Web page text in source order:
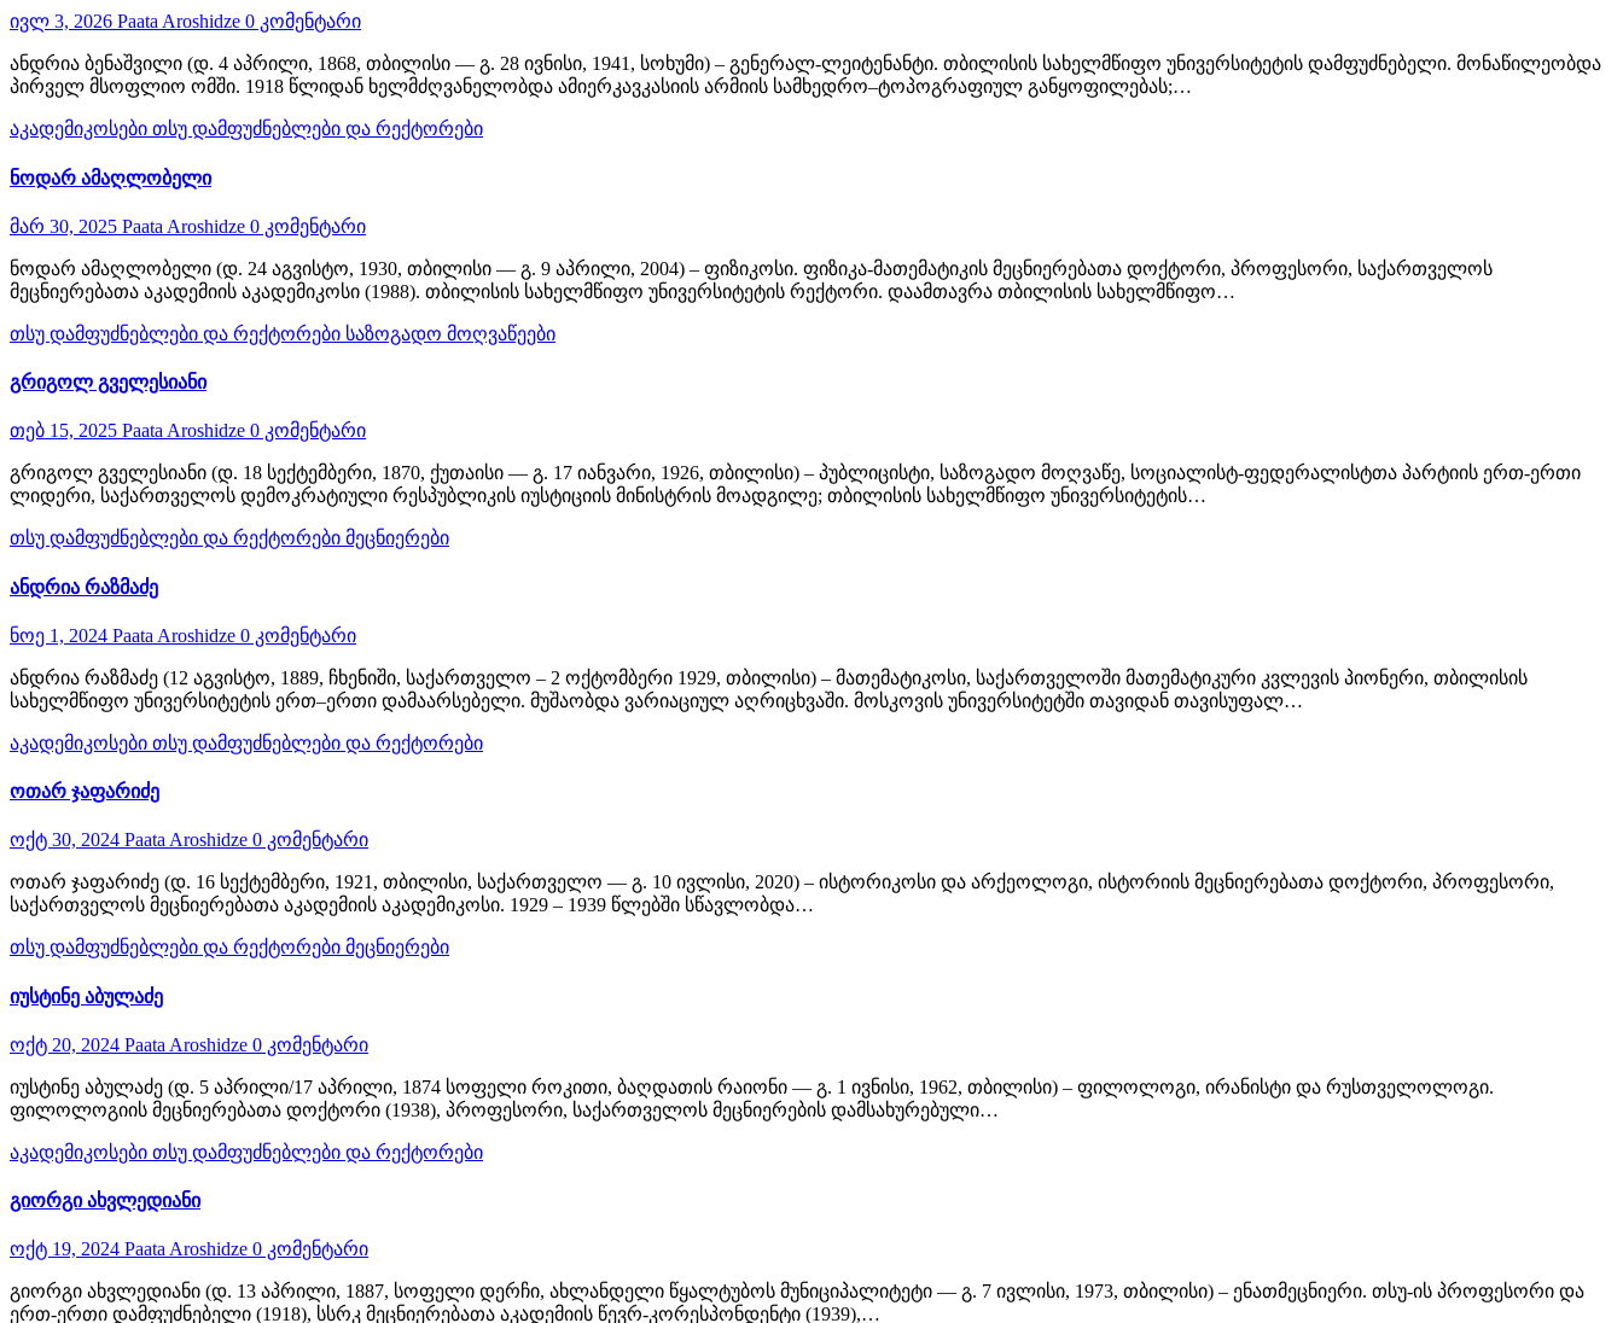
ივლ 3, 2026 Paata Aroshidze 0 კომენტარი
ანდრია ბენაშვილი (დ. 4 აპრილი, 1868, თბილისი — გ. 28 ივნისი, 1941, სოხუმი) – გენერალ-ლეიტენანტი. თბილისის სახელმწიფო უნივერსიტეტის დამფუძნებელი. მონაწილეობდა
პირველ მსოფლიო ომში. 1918 წლიდან ხელმძღვანელობდა ამიერკავკასიის არმიის სამხედრო–ტოპოგრაფიულ განყოფილებას;…
აკადემიკოსები თსუ დამფუძნებლები და რექტორები
ნოდარ ამაღლობელი
მარ 30, 2025 Paata Aroshidze 0 კომენტარი
ნოდარ ამაღლობელი (დ. 24 აგვისტო, 1930, თბილისი — გ. 9 აპრილი, 2004) – ფიზიკოსი. ფიზიკა-მათემატიკის მეცნიერებათა დოქტორი, პროფესორი, საქართველოს
მეცნიერებათა აკადემიის აკადემიკოსი (1988). თბილისის სახელმწიფო უნივერსიტეტის რექტორი. დაამთავრა თბილისის სახელმწიფო…
თსუ დამფუძნებლები და რექტორები საზოგადო მოღვაწეები
გრიგოლ გველესიანი
თებ 15, 2025 Paata Aroshidze 0 კომენტარი
გრიგოლ გველესიანი (დ. 18 სექტემბერი, 1870, ქუთაისი — გ. 17 იანვარი, 1926, თბილისი) – პუბლიცისტი, საზოგადო მოღვაწე, სოციალისტ-ფედერალისტთა პარტიის ერთ-ერთი
ლიდერი, საქართველოს დემოკრატიული რესპუბლიკის იუსტიციის მინისტრის მოადგილე; თბილისის სახელმწიფო უნივერსიტეტის…
თსუ დამფუძნებლები და რექტორები მეცნიერები
ანდრია რაზმაძე
ნოე 1, 2024 Paata Aroshidze 0 კომენტარი
ანდრია რაზმაძე (12 აგვისტო, 1889, ჩხენიში, საქართველო – 2 ოქტომბერი 1929, თბილისი) – მათემატიკოსი, საქართველოში მათემატიკური კვლევის პიონერი, თბილისის
სახელმწიფო უნივერსიტეტის ერთ–ერთი დამაარსებელი. მუშაობდა ვარიაციულ აღრიცხვაში. მოსკოვის უნივერსიტეტში თავიდან თავისუფალ…
აკადემიკოსები თსუ დამფუძნებლები და რექტორები
ოთარ ჯაფარიძე
ოქტ 30, 2024 Paata Aroshidze 0 კომენტარი
ოთარ ჯაფარიძე (დ. 16 სექტემბერი, 1921, თბილისი, საქართველო — გ. 10 ივლისი, 2020) – ისტორიკოსი და არქეოლოგი, ისტორიის მეცნიერებათა დოქტორი, პროფესორი,
საქართველოს მეცნიერებათა აკადემიის აკადემიკოსი. 1929 – 1939 წლებში სწავლობდა…
თსუ დამფუძნებლები და რექტორები მეცნიერები
იუსტინე აბულაძე
ოქტ 20, 2024 Paata Aroshidze 0 კომენტარი
იუსტინე აბულაძე (დ. 5 აპრილი/17 აპრილი, 1874 სოფელი როკითი, ბაღდათის რაიონი — გ. 1 ივნისი, 1962, თბილისი) – ფილოლოგი, ირანისტი და რუსთველოლოგი.
ფილოლოგიის მეცნიერებათა დოქტორი (1938), პროფესორი, საქართველოს მეცნიერების დამსახურებული…
აკადემიკოსები თსუ დამფუძნებლები და რექტორები
გიორგი ახვლედიანი
ოქტ 19, 2024 Paata Aroshidze 0 კომენტარი
გიორგი ახვლედიანი (დ. 13 აპრილი, 1887, სოფელი დერჩი, ახლანდელი წყალტუბოს მუნიციპალიტეტი — გ. 7 ივლისი, 1973, თბილისი) – ენათმეცნიერი. თსუ-ის პროფესორი და
ერთ-ერთი დამფუძნებელი (1918), სსრკ მეცნიერებათა აკადემიის წევრ-კორესპონდენტი (1939),…